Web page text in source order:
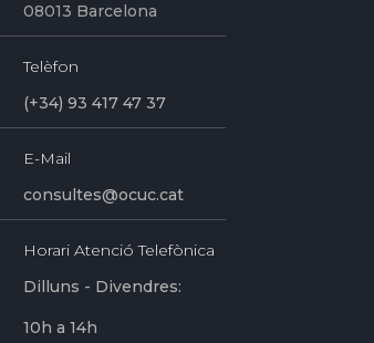
08013 Barcelona
Telèfon
(+34) 93 417 47 37
E-Mail
consultes@ocuc.cat
Horari Atenció Telefònica
Dilluns - Divendres:
10h a 14h